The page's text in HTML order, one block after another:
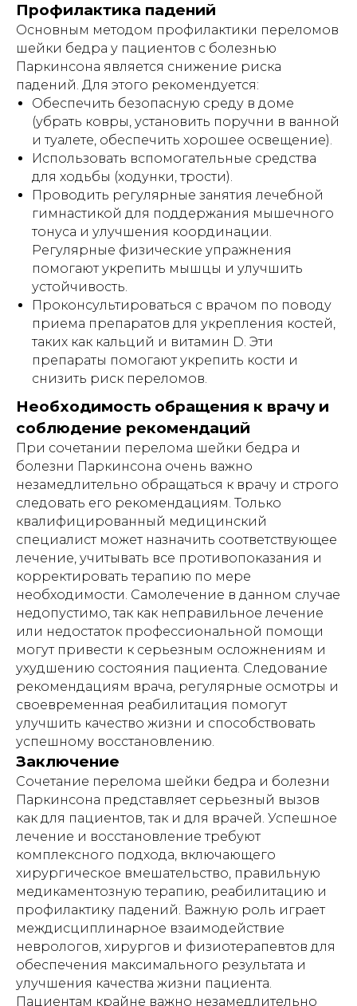
Профилактика падений
Основным методом профилактики переломов
шейки бедра у пациентов с болезнью
Паркинсона является снижение риска
падений. Для этого рекомендуется:
Обеспечить безопасную среду в доме
(убрать ковры, установить поручни в ванной
и туалете, обеспечить хорошее освещение).
Использовать вспомогательные средства
для ходьбы (ходунки, трости).
Проводить регулярные занятия лечебной
гимнастикой для поддержания мышечного
тонуса и улучшения координации.
Регулярные физические упражнения
помогают укрепить мышцы и улучшить
устойчивость.
Проконсультироваться с врачом по поводу
приема препаратов для укрепления костей,
таких как кальций и витамин D. Эти
препараты помогают укрепить кости и
снизить риск переломов.
Необходимость обращения к врачу и
соблюдение рекомендаций
При сочетании перелома шейки бедра и
болезни Паркинсона очень важно
незамедлительно обращаться к врачу и строго
следовать его рекомендациям. Только
квалифицированный медицинский
специалист может назначить соответствующее
лечение, учитывать все противопоказания и
корректировать терапию по мере
необходимости. Самолечение в данном случае
недопустимо, так как неправильное лечение
или недостаток профессиональной помощи
могут привести к серьезным осложнениям и
ухудшению состояния пациента. Следование
рекомендациям врача, регулярные осмотры и
своевременная реабилитация помогут
улучшить качество жизни и способствовать
успешному восстановлению.
Заключение
Сочетание перелома шейки бедра и болезни
Паркинсона представляет серьезный вызов
как для пациентов, так и для врачей. Успешное
лечение и восстановление требуют
комплексного подхода, включающего
хирургическое вмешательство, правильную
медикаментозную терапию, реабилитацию и
профилактику падений. Важную роль играет
междисциплинарное взаимодействие
неврологов, хирургов и физиотерапевтов для
обеспечения максимального результата и
улучшения качества жизни пациента.
Пациентам крайне важно незамедлительно
Гришин Андрей Михайлович
Склад (самовывоза - нет):
г. Москва, ул. Складочная, 1с1 (метро
Савеловская)
Используя сайт: https://лежачим.рф и
услуги ИП Гришин А.М., вы выражаете
свое согласие сполитикой
конфиденциальностии публичной
офертой
© Любое использование либо
копирование материалов или подборки
материалов сайта, элементов дизайна и
оформления запрещено | 2026 |
Источник: https://лежачим.рф
# аренда # кроватей # для лежачих #
напрокат # москва # область #
функциональных # взять # мед #
больничных # инвалидных # Burmeier
# подъемный механизм #
многофункциональных #
ортопедических # инвалидов # инсульт
# тяжелобольных #lezhachim
#лежачим
АРЕНДОВАТЬ
ИНН 771476044008
ОГРНИП 321508100003201
E-MAIL: lezhachim.ru@yandex.ru